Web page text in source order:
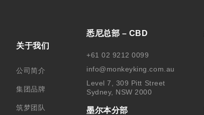
关于我们
公司简介
集团品牌
筑梦团队
悉尼总部 – CBD
+61 02 9212 0099
info@monkeyking.com.au
Level 7, 309 Pitt Street
Sydney, NSW 2000
墨尔本分部